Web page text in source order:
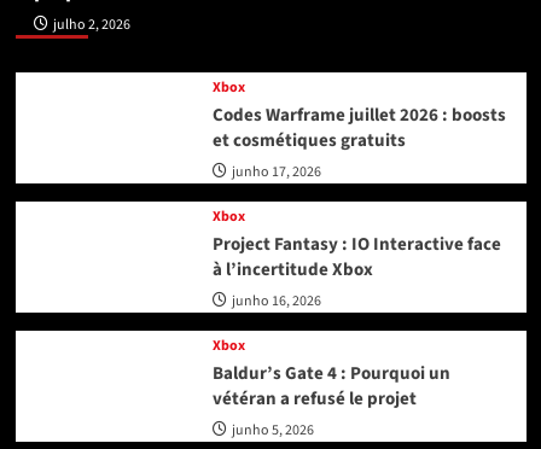
Xboxjulho 2, 2026
Xbox
Codes Warframe juillet 2026 : boosts
et cosmétiques gratuits
junho 17, 2026
Xbox
Project Fantasy : IO Interactive face
à l’incertitude Xbox
junho 16, 2026
Xbox
Baldur’s Gate 4 : Pourquoi un
vétéran a refusé le projet
junho 5, 2026